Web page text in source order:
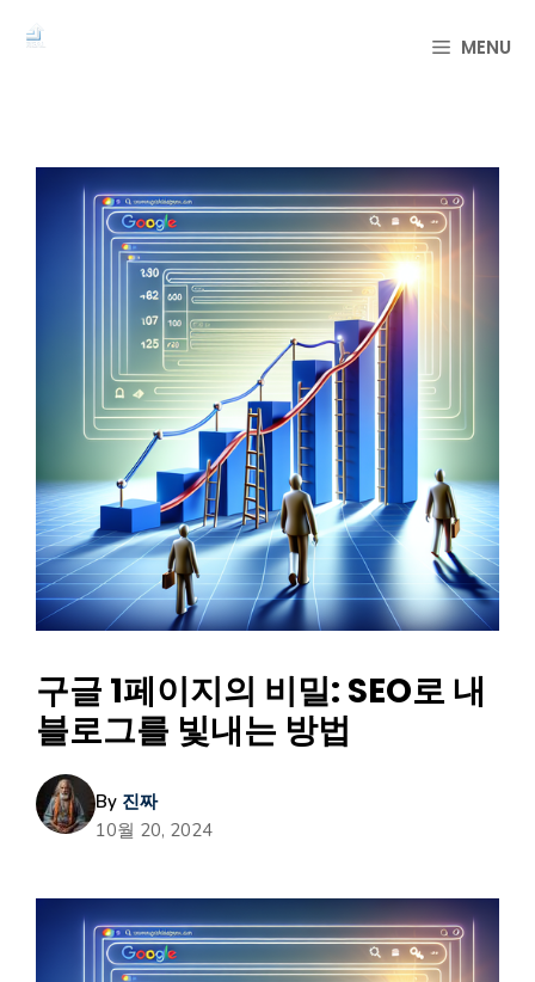
MENU
구글 1페이지의 비밀: SEO로 내
블로그를 빛내는 방법
By 진짜
10월 20, 2024